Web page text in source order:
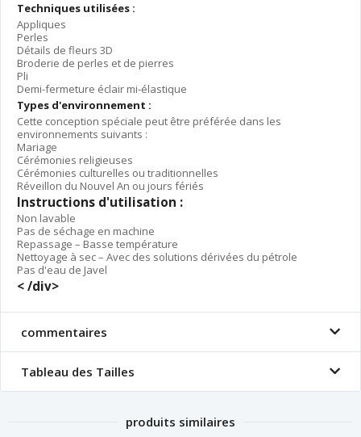
Techniques utilisées :
Appliques
Perles
Détails de fleurs 3D
Broderie de perles et de pierres
Pli
Demi-fermeture éclair mi-élastique
Types d'environnement :
Cette conception spéciale peut être préférée dans les
environnements suivants :
Mariage
Cérémonies religieuses
Cérémonies culturelles ou traditionnelles
Réveillon du Nouvel An ou jours fériés
Instructions d'utilisation :
Non lavable
Pas de séchage en machine
Repassage – Basse température
Nettoyage à sec – Avec des solutions dérivées du pétrole
Pas d'eau de Javel
< /div>
commentaires
Tableau des Tailles
produits similaires